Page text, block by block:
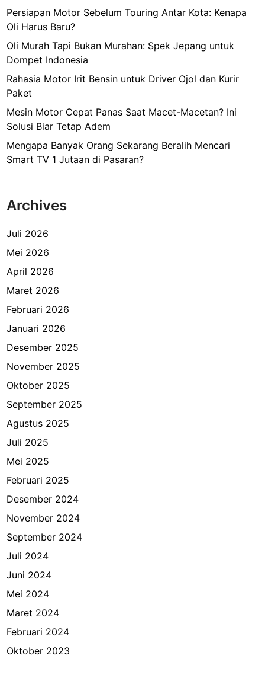
Persiapan Motor Sebelum Touring Antar Kota: Kenapa
Oli Harus Baru?
Oli Murah Tapi Bukan Murahan: Spek Jepang untuk
Dompet Indonesia
Rahasia Motor Irit Bensin untuk Driver Ojol dan Kurir
Paket
Mesin Motor Cepat Panas Saat Macet-Macetan? Ini
Solusi Biar Tetap Adem
Mengapa Banyak Orang Sekarang Beralih Mencari
Smart TV 1 Jutaan di Pasaran?
Archives
Juli 2026
Mei 2026
April 2026
Maret 2026
Februari 2026
Januari 2026
Desember 2025
November 2025
Oktober 2025
September 2025
Agustus 2025
Juli 2025
Mei 2025
Februari 2025
Desember 2024
November 2024
September 2024
Juli 2024
Juni 2024
Mei 2024
Maret 2024
Februari 2024
Oktober 2023